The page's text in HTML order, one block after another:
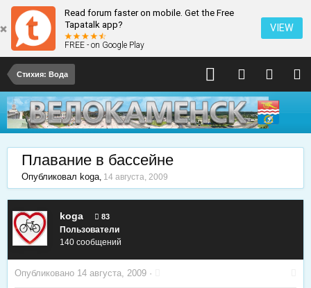
Read forum faster on mobile. Get the Free
Tapatalk app?
FREE - on Google Play
VIEW
Стихия: Вода
Плавание в бассейне
Опубликовал koga, 14 августа, 2009
koga 83
Пользователи
140 сообщений
Опубликовано 14 августа, 2009 ·